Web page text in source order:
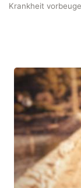
Krankheit